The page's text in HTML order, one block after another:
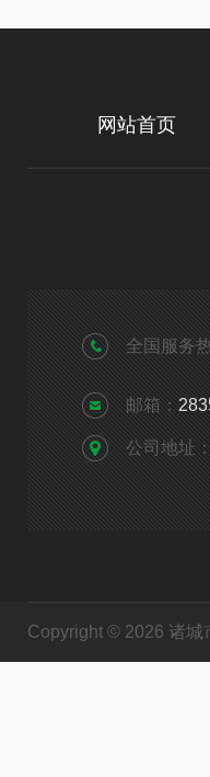
网站首页
全国服务
邮箱：
公司地址：
Copyright © 2026 诸城